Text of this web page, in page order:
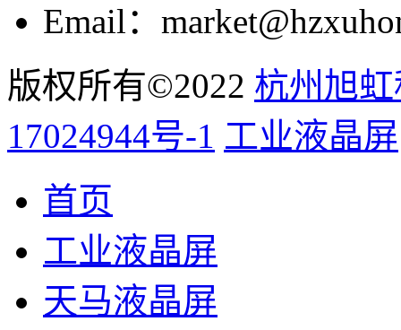
Email：
版权所有©2022 杭州旭
17024944号-1 工业液晶屏
首页
工业液晶屏
天马液晶屏